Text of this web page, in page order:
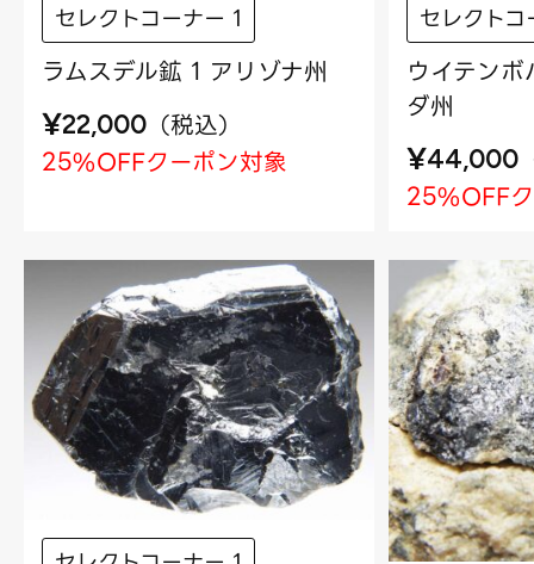
セレクトコーナー 1
ラムスデル鉱 1 アリゾナ州
¥22,000 （税込）
25%OFFクーポン対象
セレクトコ
ウイテン
ダ州
¥44,000
25%OFF